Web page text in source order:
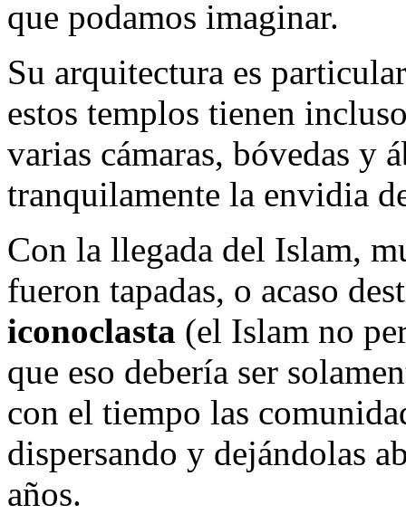
que podamos imaginar.
Su arquitectura es
estos templos tienen
varias cámaras, bóvedas y
tranquilamente la envidia
Con la llegada del Islam,
fueron tapadas, o acaso
iconoclasta (el Islam no
que eso debería ser
con el tiempo las
dispersando y dejándolas
años.